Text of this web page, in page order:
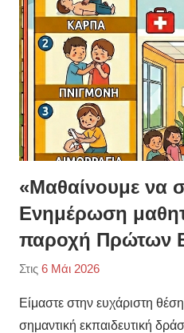
«Μαθαίνουμε να
Ενημέρωση
παροχή Πρώτων
Στις 6 Μάι 2026
Δημοτικό
Ε,
Είμαστε στην ευχάριστη
σημαντική εκπαιδευτική